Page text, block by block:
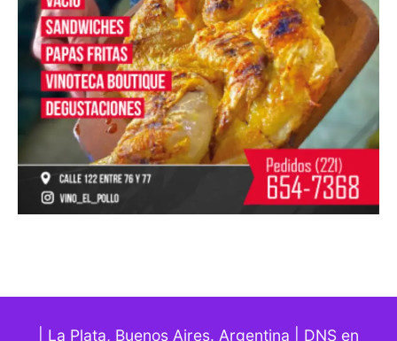
| La Plata, Buenos Aires. Argentina | DNS en